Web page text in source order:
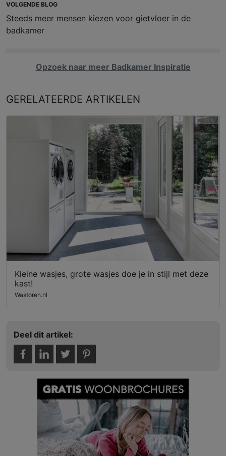
VOLGENDE BLOG
Steeds meer mensen kiezen voor gietvloer in de
badkamer
Opzoek naar meer Badkamer Inspiratie
GERELATEERDE ARTIKELEN
Kleine wasjes, grote wasjes doe je in stijl met deze
kast!
Wastoren.nl
Deel dit artikel: